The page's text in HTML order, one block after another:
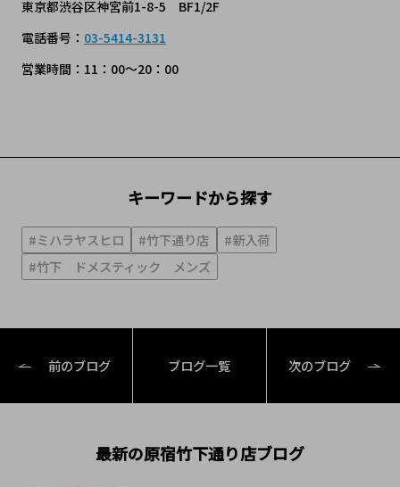
東京都渋谷区神宮前1-8-5 BF1/2F
電話番号： 03-5414-3131
営業時間：11：00～20：00
キーワードから探す
#ミハラヤスヒロ #竹下通り店
#新入荷
#竹下 ドメスティック メンズ
前のブログ ブログ一覧 次のブログ
最新の原宿竹下通り店ブログ